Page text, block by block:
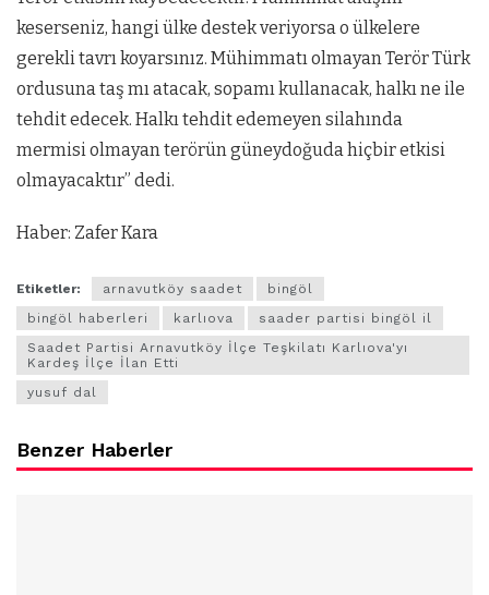
keserseniz, hangi ülke destek veriyorsa o ülkelere
gerekli tavrı koyarsınız. Mühimmatı olmayan Terör Türk
ordusuna taş mı atacak, sopamı kullanacak, halkı ne ile
tehdit edecek. Halkı tehdit edemeyen silahında
mermisi olmayan terörün güneydoğuda hiçbir etkisi
olmayacaktır” dedi.
Haber: Zafer Kara
Etiketler: arnavutköy saadet
bingöl
bingöl haberleri
karlıova
saader partisi bingöl il
Saadet Partisi Arnavutköy İlçe Teşkilatı Karlıova'yı
Kardeş İlçe İlan Etti
yusuf dal
Benzer Haberler